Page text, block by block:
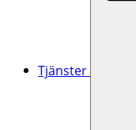
Tjänster